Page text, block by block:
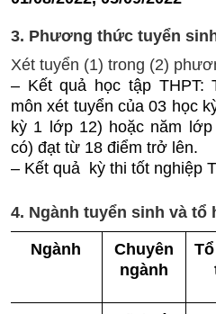
3. Phương thức tuyển
Xét tuyển (1) trong (2)
– Kết quả học tập THPT:
môn xét tuyển của 03 học
kỳ 1 lớp 12) hoặc năm
có) đạt từ 18 điểm trở lên.
– Kết quả kỳ thi tốt nghiệp
4. Ngành tuyển sinh và
Ngành
Chuyên
ngành